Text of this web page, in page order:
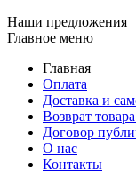
Наши предложения
Главное меню
Главная
Оплата
Доставка и
Возврат
Договор
О нас
Контакты